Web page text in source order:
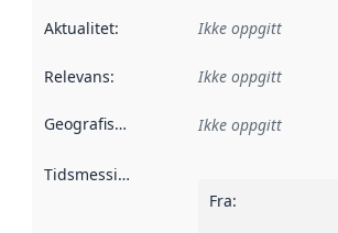
Aktualitet: Ikke oppgitt
Relevans: Ikke oppgitt
Geografisk avgrensning :
Ikke oppgitt
Tidsmessig avgrensning
Fra: